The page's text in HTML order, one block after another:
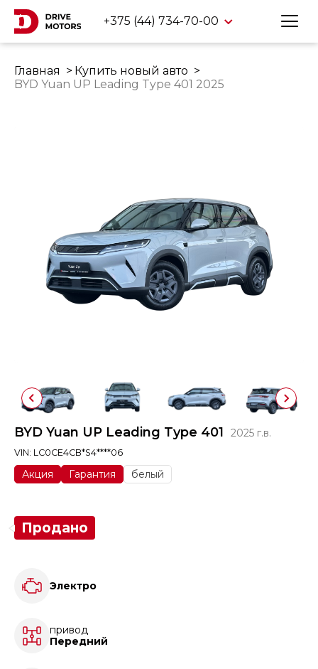
+375 (44) 734-70-00
Главная
Купить новый авто
BYD Yuan UP Leading Type 401 2025
BYD Yuan UP Leading Type 401 2025 г.в.
VIN: LC0CE4CB*S4****06
Акция Гарантия белый
Продано
Электро
привод
Передний